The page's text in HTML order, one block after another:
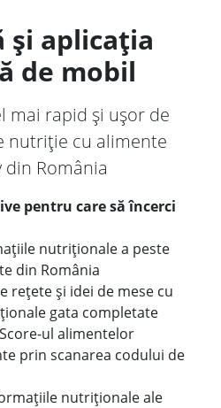
și aplicația
de mobil
mai rapid și ușor de
nutriție cu alimente
din România
pentru care să încerci
nutriționale a peste
din România
rețete și idei de mese cu
gata completate
ul alimentelor
prin scanarea codului de
nutriționale ale